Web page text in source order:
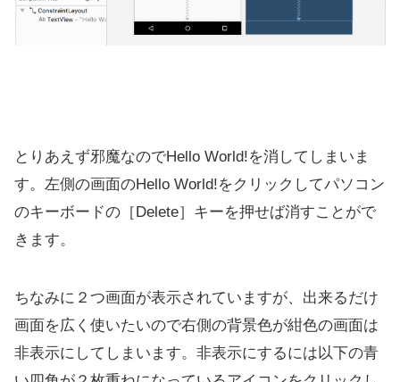
とりあえず邪魔なのでHello World!を消してしまいま
す。左側の画面のHello World!をクリックしてパソコン
のキーボードの［Delete］キーを押せば消すことがで
きます。
ちなみに２つ画面が表示されていますが、出来るだけ
画面を広く使いたいので右側の背景色が紺色の画面は
非表示にしてしまいます。非表示にするには以下の青